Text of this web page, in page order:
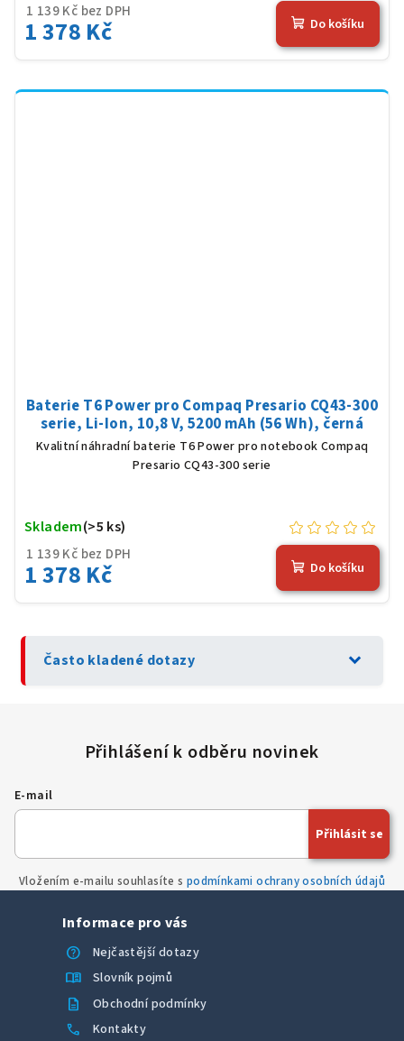
1 139 Kč bez DPH
1 378 Kč Do košíku
Baterie T6 Power pro Compaq Presario CQ43-300
serie, Li-Ion, 10,8 V, 5200 mAh (56 Wh), černá
Kvalitní náhradní baterie T6 Power pro notebook Compaq
Presario CQ43-300 serie
1 139 Kč bez DPH
1 378 Kč
Skladem(>5 ks)
Do košíku
Často kladené dotazy expand_more
E-mail
Vložením e-mailu souhlasíte s podmínkami ochrany osobních údajů
Přihlásit se
Informace pro vás
help
Nejčastější dotazy
menu_book Slovník pojmů
description Obchodní podmínky
call Kontakty